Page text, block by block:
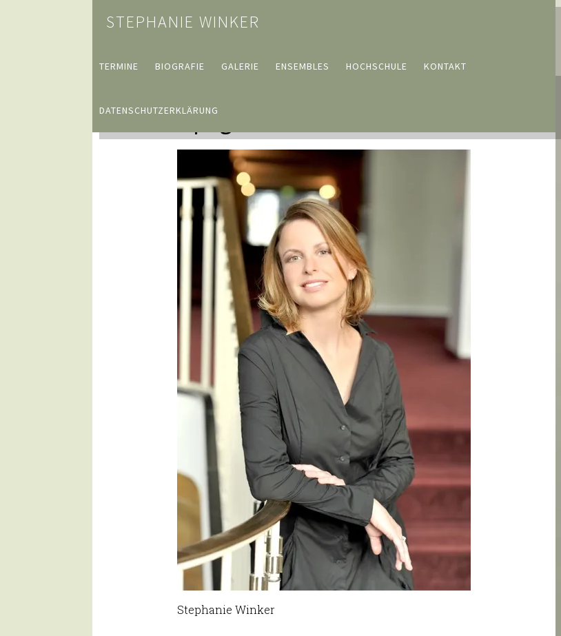
STEPHANIE WINKER
TERMINE BIOGRAFIE GALERIE ENSEMBLES HOCHSCHULE KONTAKT
DATENSCHUTZERKLÄRUNG
Homepage
Stephanie Winker